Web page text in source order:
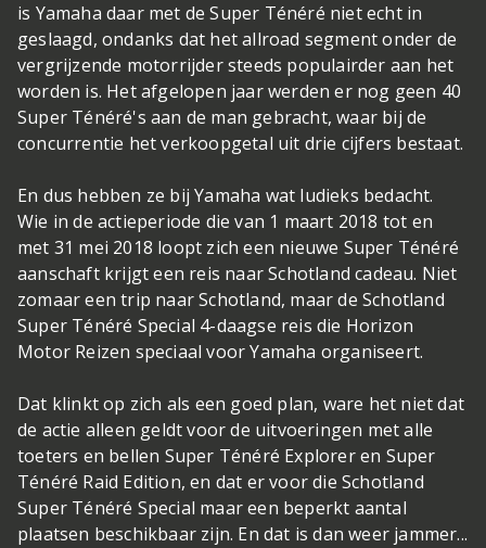
is Yamaha daar met de Super Ténéré niet echt in
geslaagd, ondanks dat het allroad segment onder de
vergrijzende motorrijder steeds populairder aan het
worden is. Het afgelopen jaar werden er nog geen 40
Super Ténéré's aan de man gebracht, waar bij de
concurrentie het verkoopgetal uit drie cijfers bestaat.
En dus hebben ze bij Yamaha wat ludieks bedacht.
Wie in de actieperiode die van 1 maart 2018 tot en
met 31 mei 2018 loopt zich een nieuwe Super Ténéré
aanschaft krijgt een reis naar Schotland cadeau. Niet
zomaar een trip naar Schotland, maar de Schotland
Super Ténéré Special 4-daagse reis die Horizon
Motor Reizen speciaal voor Yamaha organiseert.
Dat klinkt op zich als een goed plan, ware het niet dat
de actie alleen geldt voor de uitvoeringen met alle
toeters en bellen Super Ténéré Explorer en Super
Ténéré Raid Edition, en dat er voor die Schotland
Super Ténéré Special maar een beperkt aantal
plaatsen beschikbaar zijn. En dat is dan weer jammer...